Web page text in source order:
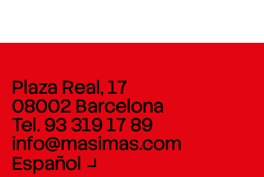
Plaza Real, 17
08002 Barcelona
Tel. 93 319 17 89
info@masimas.com
Español